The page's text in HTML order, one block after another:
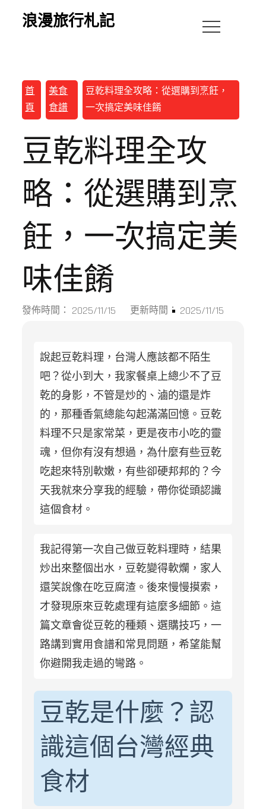
浪漫旅行札記
首
頁
美食
食譜
豆乾料理全攻略：從選購到烹飪，
一次搞定美味佳餚
豆乾料理全攻
略：從選購到烹
飪，一次搞定美
味佳餚
發佈時間： 2025/11/15 更新時間： 2025/11/15
說起豆乾料理，台灣人應該都不陌生
吧？從小到大，我家餐桌上總少不了豆
乾的身影，不管是炒的、滷的還是炸
的，那種香氣總能勾起滿滿回憶。豆乾
料理不只是家常菜，更是夜市小吃的靈
魂，但你有沒有想過，為什麼有些豆乾
吃起來特別軟嫩，有些卻硬邦邦的？今
天我就來分享我的經驗，帶你從頭認識
這個食材。
我記得第一次自己做豆乾料理時，結果
炒出來整個出水，豆乾變得軟爛，家人
還笑說像在吃豆腐渣。後來慢慢摸索，
才發現原來豆乾處理有這麼多細節。這
篇文章會從豆乾的種類、選購技巧，一
路講到實用食譜和常見問題，希望能幫
你避開我走過的彎路。
豆乾是什麼？認
識這個台灣經典
食材